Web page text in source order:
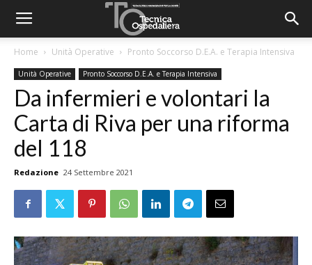
Home Unità Operative Pronto Soccorso D.E.A. e Terapia Intensiva
Unità Operative Pronto Soccorso D.E.A. e Terapia Intensiva
Da infermieri e volontari la
Carta di Riva per una riforma
del 118
Redazione 24 Settembre 2021